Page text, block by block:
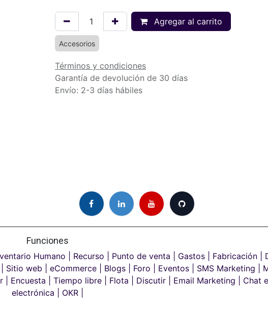
Agregar al carrito
Accesorios
Términos y condiciones
Garantía de devolución de 30 días
Envío: 2-3 días hábiles
Funciones
Humano | Recurso | Punto de venta | Gastos | Fabricación |
Sitio web | eCommerce | Blogs | Foro | Eventos | SMS Marketing |
Encuesta | Tiempo libre | Flota | Discutir | Email Marketing | Chat
electrónica |
OKR |